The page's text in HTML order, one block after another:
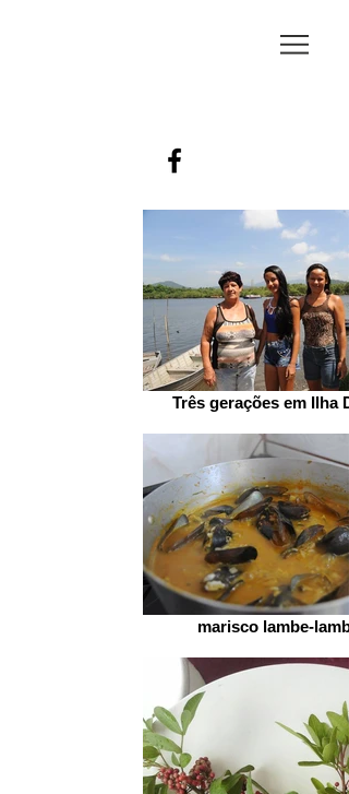
Três gerações em Ilha
marisco lambe-